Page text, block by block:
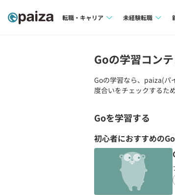
転職・キャリア
転職成功ガイド
未経験転職
転職成功ガイド
Goの学習コン
Goの学習なら、paiza(パ
度合いをチェックするた
Goを学習する
初心者におすすめのGo